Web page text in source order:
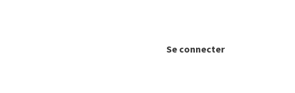
Se connecter